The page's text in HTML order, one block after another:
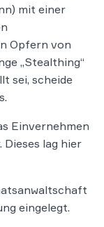
mit einer
Opfern von
„Stealthing“
sei, scheide
Einvernehmen
lag hier
eingelegt.